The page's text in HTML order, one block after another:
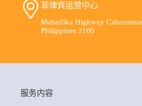
菲律宾运营中心
Maharlika Highway
Philippines 3100
服务内容